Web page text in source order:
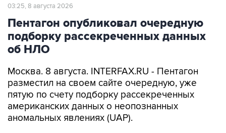
03:25, 8 августа 2026
Пентагон опубликовал очередную
подборку рассекреченных данных
об НЛО
Москва. 8 августа. INTERFAX.RU - Пентагон
разместил на своем сайте очередную, уже
пятую по счету подборку рассекреченных
американских данных о неопознанных
аномальных явлениях (UAP).